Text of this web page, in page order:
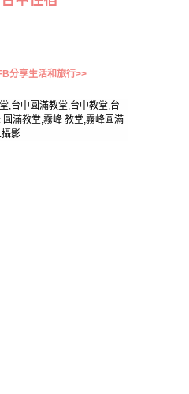
分享生活和旅行>>